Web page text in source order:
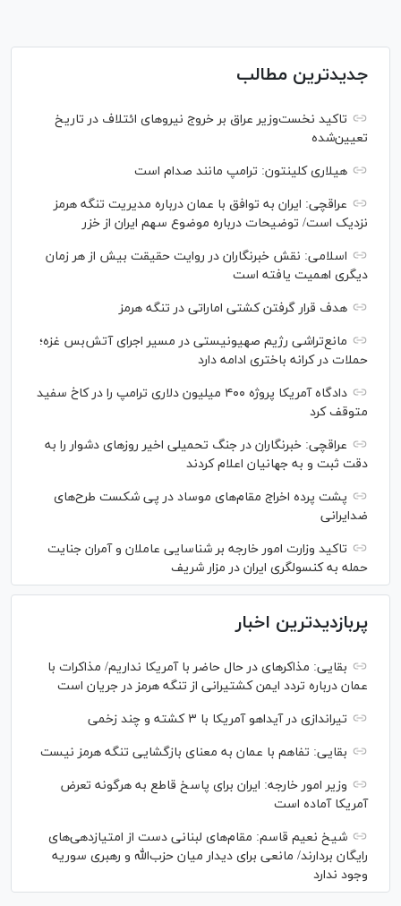
جدیدترین مطالب
تاکید نخست‌وزیر عراق بر خروج نیروهای ائتلاف در تاریخ
تعیین‌شده
هیلاری کلینتون: ترامپ مانند صدام است
عراقچی: ایران به توافق با عمان درباره مدیریت تنگه هرمز
نزدیک است/ توضیحات درباره موضوع سهم ایران از خزر
اسلامی: نقش خبرنگاران در روایت حقیقت بیش از هر زمان
دیگری اهمیت یافته است
هدف قرار گرفتن کشتی اماراتی در تنگه هرمز
مانع‌تراشی رژیم صهیونیستی در مسیر اجرای آتش‌بس غزه؛
حملات در کرانه باختری ادامه دارد
دادگاه آمریکا پروژه ۴۰۰ میلیون دلاری ترامپ را در کاخ سفید
متوقف کرد
عراقچی: خبرنگاران در جنگ تحمیلی اخیر روز‌های دشوار را به
دقت ثبت و به جهانیان اعلام کردند
پشت پرده اخراج مقام‌های موساد در پی شکست طرح‌های
ضدایرانی
تاکید وزارت امور خارجه بر شناسایی عاملان و آمران جنایت
حمله به کنسولگری ایران در مزار شریف
پربازدیدترین اخبار
بقایی: مذاکره‎ای در حال حاضر با آمریکا نداریم/ مذاکرات با
عمان درباره تردد ایمن کشتیرانی از تنگه هرمز در جریان است
تیراندازی در آیداهو آمریکا با ۳ کشته و چند زخمی
بقایی: تفاهم با عمان به معنای بازگشایی تنگه هرمز نیست
وزیر امور خارجه: ایران برای پاسخ قاطع به هرگونه تعرض
آمریکا آماده است
شیخ نعیم قاسم: مقام‌های لبنانی دست از امتیازدهی‌های
رایگان بردارند/ مانعی برای دیدار میان حزب‌الله و رهبری سوریه
وجود ندارد